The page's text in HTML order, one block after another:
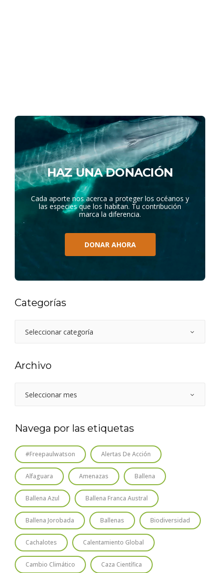
HAZ UNA DONACIÓN
Cada aporte nos acerca a proteger los océanos y
las especies que los habitan. Tu contribución
marca la diferencia.
DONAR AHORA
Categorías
Archivo
Navega por las etiquetas
#freepaulwatson Alertas De Acción
Alfaguara Amenazas Ballena
Ballena Azul Ballena Franca Austral
Ballena Jorobada Ballenas Biodiversidad
Cachalotes Calentamiento Global
Cambio Climático Caza Científica